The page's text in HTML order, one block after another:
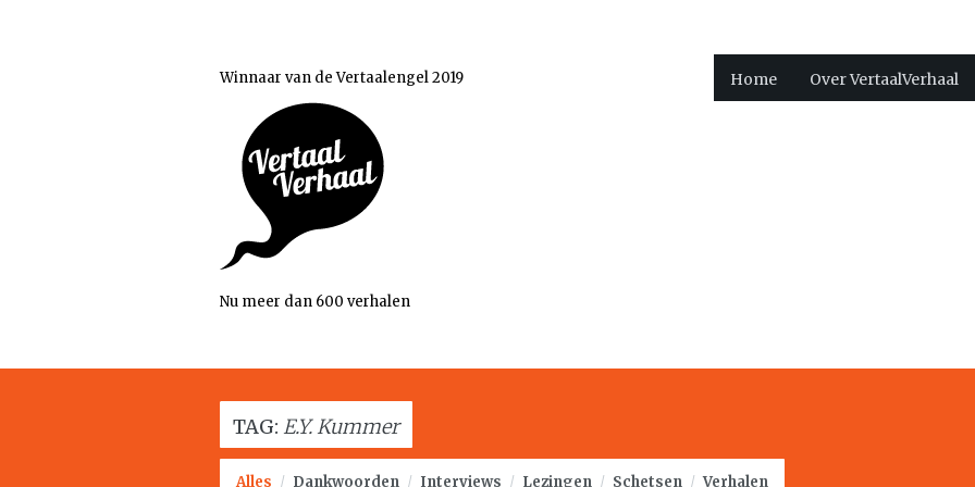
Winnaar van de Vertaalengel 2019
Nu meer dan 600 verhalen
Home Over VertaalVerhaal
TAG: E.Y. Kummer
Alles / Dankwoorden / Interviews / Lezingen / Schetsen / Verhalen